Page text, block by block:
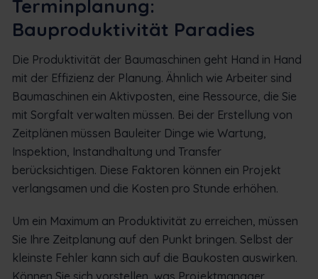
Terminplanung:
Bauproduktivität Paradies
Die Produktivität der Baumaschinen geht Hand in Hand
mit der Effizienz der Planung. Ähnlich wie Arbeiter sind
Baumaschinen ein Aktivposten, eine Ressource, die Sie
mit Sorgfalt verwalten müssen. Bei der Erstellung von
Zeitplänen müssen Bauleiter Dinge wie Wartung,
Inspektion, Instandhaltung und Transfer
berücksichtigen. Diese Faktoren können ein Projekt
verlangsamen und die Kosten pro Stunde erhöhen.
Um ein Maximum an Produktivität zu erreichen, müssen
Sie Ihre Zeitplanung auf den Punkt bringen. Selbst der
kleinste Fehler kann sich auf die Baukosten auswirken.
Können Sie sich vorstellen, was Projektmanager